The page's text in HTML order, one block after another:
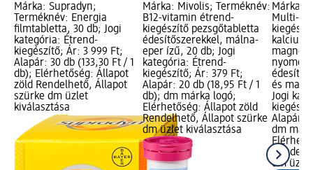
Márka: Supradyn;
Terméknév: Energia
filmtabletta, 30 db; Jogi
kategória: Étrend-
kiegészítő; Ár: 3 999 Ft;
Alapár: 30 db (133,30 Ft / 1
db); Elérhetőség: Állapot
zöld Rendelhető, Állapot
szürke dm üzlet
kiválasztása
Márka: Mivolis; Terméknév:
B12-vitamin étrend-
kiegészítő pezsgőtabletta
édesítőszerekkel, málna-
eper ízű, 20 db; Jogi
kategória: Étrend-
kiegészítő; Ár: 379 Ft;
Alapár: 20 db (18,95 Ft / 1
db); dm márka logó;
Elérhetőség: Állapot zöld
Rendelhető, Állapot szürke
dm üzlet kiválasztása
Márka:
Multi-
és
Jogi
Alapár:
dm
dm